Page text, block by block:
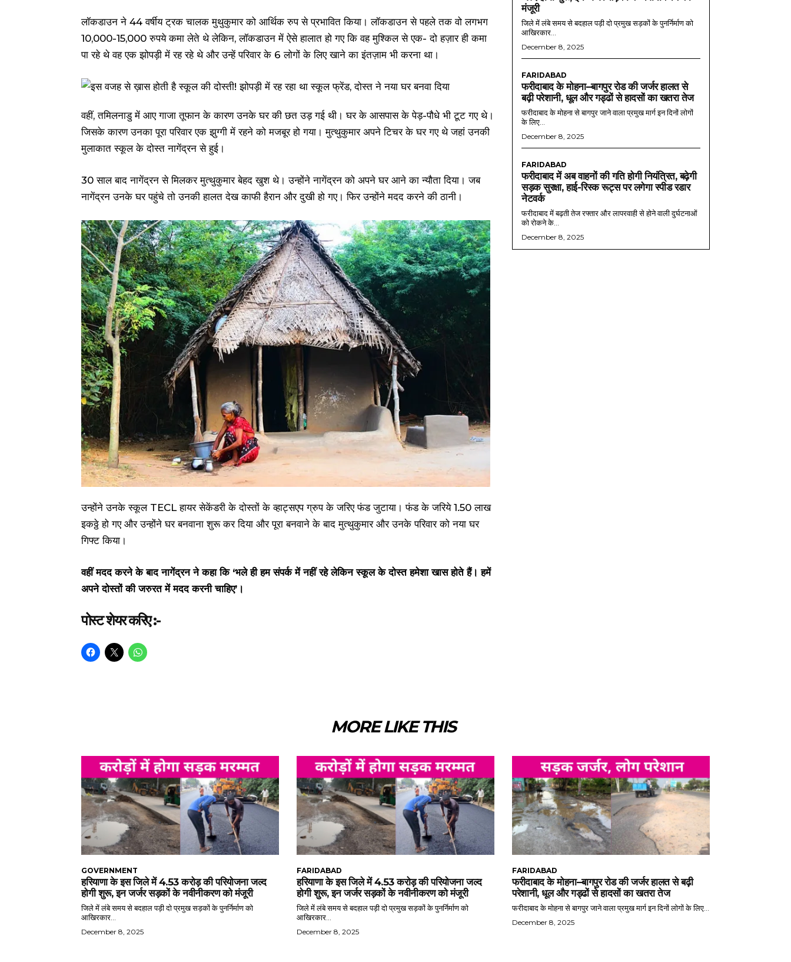
लॉकडाउन ने 44 वर्षीय ट्रक चालक मुथुकुमार को आर्थिक रुप से प्रभावित किया। लॉकडाउन से पहले तक वो लगभग
10,000-15,000 रुपये कमा लेते थे लेकिन, लॉकडाउन में ऐसे हालात हो गए कि वह मुश्किल से एक- दो हज़ार ही कमा
पा रहे थे वह एक झोपड़ी में रह रहे थे और उन्हें परिवार के 6 लोगों के लिए खाने का इंतज़ाम भी करना था।
वहीं, तमिलनाडु में आए गाजा तूफान के कारण उनके घर की छत उड़ गई थी। घर के आसपास के पेड़-पौधे भी टूट गए थे।
जिसके कारण उनका पूरा परिवार एक झुग्गी में रहने को मजबूर हो गया। मुत्थुकुमार अपने टिचर के घर गए थे जहां उनकी
मुलाकात स्कूल के दोस्त नागेंद्रन से हुई।
30 साल बाद नागेंद्रन से मिलकर मुत्थुकुमार बेहद खुश थे। उन्होंने नागेंद्रन को अपने घर आने का न्यौता दिया। जब
नागेंद्रन उनके घर पहुंचे तो उनकी हालत देख काफी हैरान और दुखी हो गए। फिर उन्होंने मदद करने की ठानी।
उन्होंने उनके स्कूल TECL हायर सेकेंडरी के दोस्तों के व्हाट्सएप ग्रुप के जरिए फंड जुटाया। फंड के जरिये 1.50 लाख
इकठ्ठे हो गए और उन्होंने घर बनवाना शुरू कर दिया और पूरा बनवाने के बाद मुत्थुकुमार और उनके परिवार को नया घर
गिफ्ट किया।
वहीं मदद करने के बाद नागेंद्रन ने कहा कि ‘भले ही हम संपर्क में नहीं रहे लेकिन स्कूल के दोस्त हमेशा खास होते हैं। हमें
अपने दोस्तों की जरुरत में मदद करनी चाहिए’।
पोस्ट शेयर करिए :-
मंजूरी
जिले में लंबे समय से बदहाल पड़ी दो प्रमुख सड़कों के पुनर्निर्माण को
आखिरकार...
December 8, 2025
FARIDABAD
फरीदाबाद के मोहना–बागपुर रोड की जर्जर हालत से
बढ़ी परेशानी, धूल और गड्ढों से हादसों का खतरा तेज
फरीदाबाद के मोहना से बागपुर जाने वाला प्रमुख मार्ग इन दिनों लोगों
के लिए...
December 8, 2025
FARIDABAD
फरीदाबाद में अब वाहनों की गति होगी नियंत्रित, बढ़ेगी
सड़क सुरक्षा, हाई-रिस्क रूट्स पर लगेगा स्पीड रडार
नेटवर्क
फरीदाबाद में बढ़ती तेज रफ्तार और लापरवाही से होने वाली दुर्घटनाओं
को रोकने के...
December 8, 2025
MORE LIKE THIS
GOVERNMENT
हरियाणा के इस जिले में 4.53 करोड़ की परियोजना जल्द
होगी शुरू, इन जर्जर सड़कों के नवीनीकरण को मंजूरी
जिले में लंबे समय से बदहाल पड़ी दो प्रमुख सड़कों के पुनर्निर्माण को
आखिरकार...
December 8, 2025
FARIDABAD
हरियाणा के इस जिले में 4.53 करोड़ की परियोजना जल्द
होगी शुरू, इन जर्जर सड़कों के नवीनीकरण को मंजूरी
जिले में लंबे समय से बदहाल पड़ी दो प्रमुख सड़कों के पुनर्निर्माण को
आखिरकार...
December 8, 2025
FARIDABAD
फरीदाबाद के मोहना–बागपुर रोड की जर्जर हालत से बढ़ी
परेशानी, धूल और गड्ढों से हादसों का खतरा तेज
फरीदाबाद के मोहना से बागपुर जाने वाला प्रमुख मार्ग इन दिनों लोगों के लिए...
December 8, 2025